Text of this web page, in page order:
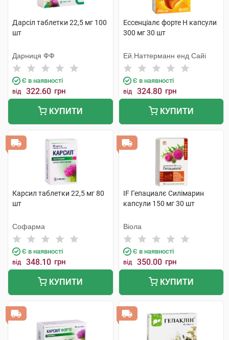
Дарсіл таблетки 22,5 мг 100
шт
Дарниця ФФ
Є в наявності
від 322.60 грн
КУПИТИ
Ессенціалє форте Н капсули
300 мг 30 шт
Ей.Наттерманн енд Сайі
Є в наявності
від 324.80 грн
КУПИТИ
Карсил таблетки 22,5 мг 80
шт
Софарма
Є в наявності
від 348.10 грн
КУПИТИ
IF Гепациалє Силімарин
капсули 150 мг 30 шт
Віола
Є в наявності
від 350.00 грн
КУПИТИ